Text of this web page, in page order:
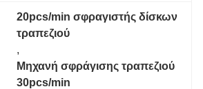
20pcs/min σφραγιστής δίσκων
τραπεζιού
,
Μηχανή σφράγισης τραπεζιού
30pcs/min